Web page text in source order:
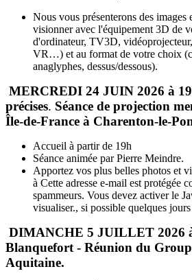
Nous vous présenterons des
visionner avec l'équipement 3D de
d'ordinateur, TV3D,
VR…) et au format de votre choix
anaglyphes, dessus/dessous).
MERCREDI 24 JUIN 2026 à
précises. Séance de projection
Île-de-France à Charenton-le-
Accueil à partir de 19h
Séance animée par Pierre Meindre.
Apportez vos plus belles photos et
à Cette adresse e-mail est protégée
spammeurs. Vous devez activer le
visualiser., si possible quelques
DIMANCHE 5 JUILLET 2026
Blanquefort - Réunion du
Aquitaine.